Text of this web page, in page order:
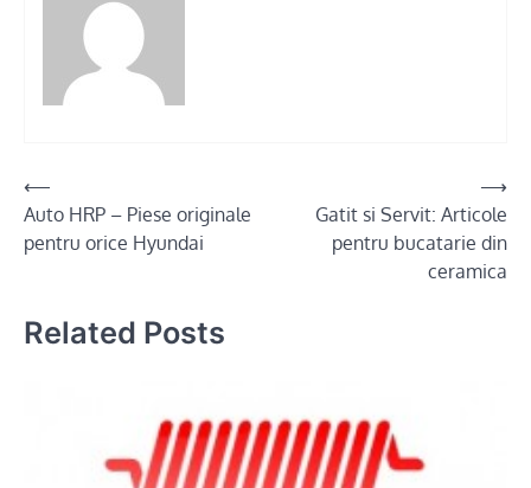
Post
navigation
⟵
Auto HRP – Piese originale
pentru orice Hyundai
Gatit si Servit: Articole
pentru bucatarie din
ceramica
⟶
Related Posts